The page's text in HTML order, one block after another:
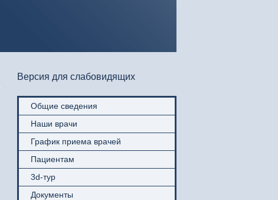
Версия для слабовидящих
Общие сведения
Наши врачи
График приема врачей
Пациентам
3d-тур
Документы